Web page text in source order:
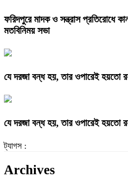
ফরিদপুরে মাদক ও সন্ত্রাস প্রতিরোধে
মতবিনিময় সভা
যে দরজা বন্ধ হয়, তার ওপারেই হয়তো
যে দরজা বন্ধ হয়, তার ওপারেই হয়তো
ট্যাগস :
Archives